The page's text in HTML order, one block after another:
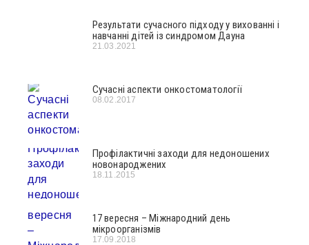
Результати сучасного підходу у вихованні і
навчанні дітей із синдромом Дауна
21.03.2021
Сучасні аспекти онкостоматології
08.02.2017
Профілактичні заходи для недоношених
новонароджених
18.11.2015
17 вересня – Міжнародний день
мікроорганізмів
17.09.2018